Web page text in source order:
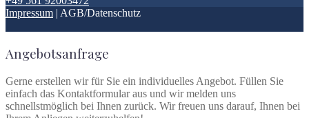
Impressum | AGB/Datenschutz
Angebotsanfrage
Gerne erstellen wir für Sie ein individuelles Angebot. Füllen Sie
einfach das Kontaktformular aus und wir melden uns
schnellstmöglich bei Ihnen zurück. Wir freuen uns darauf, Ihnen bei